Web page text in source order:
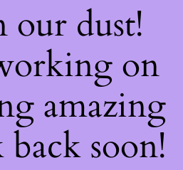
our dust!
on
amazing
soon!